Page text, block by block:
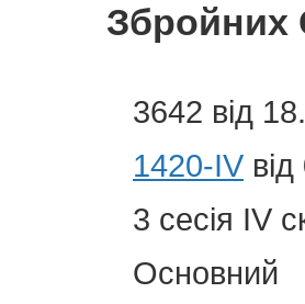
Збройних
3642 від
1420-IV
3 сесія IV
Основний